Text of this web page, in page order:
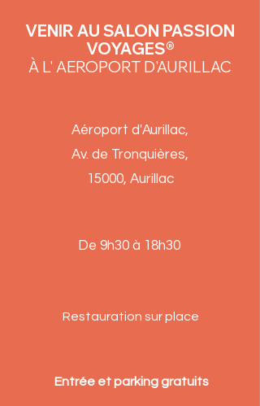
VENIR AU SALON PASSION
VOYAGES®
À L' AEROPORT D'AURILLAC
Aéroport d'Aurillac,
Av. de Tronquières,
15000, Aurillac
De 9h30 à 18h30
Restauration sur place
Entrée et parking gratuits